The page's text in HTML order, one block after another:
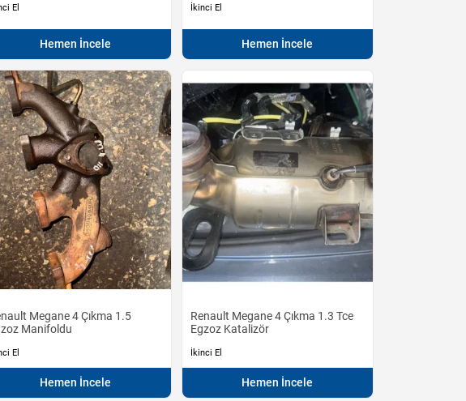
El
Hemen İncele
İkinci El
Hemen İncele
Megane 4 Çıkma 1.5
Manifoldu
El
Hemen İncele
Renault Megane 4 Çıkma 1.3 Tce
Egzoz Katalizör
İkinci El
Hemen İncele